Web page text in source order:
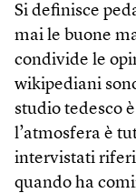
Si definisce
mai le buone
condivide le
wikipediani
studio tedesco
l’atmosfera è
intervistati
quando ha